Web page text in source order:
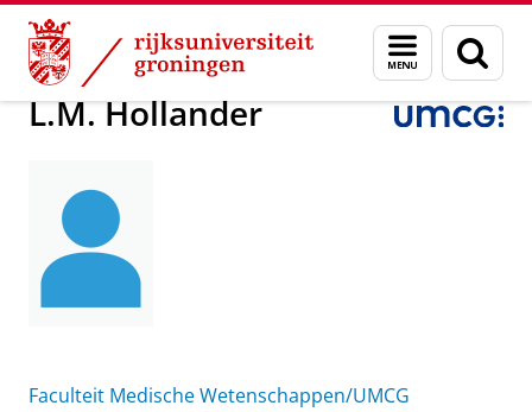
Skip
Content
Skip
Navigation
Menu
en
zoeken
Over ons L.M. Hollander
L.M. Hollander
Faculteit Medische Wetenschappen/UMCG